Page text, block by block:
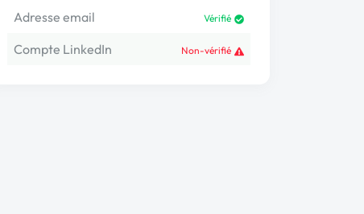
Adresse email Vérifié
Compte LinkedIn Non-vérifié